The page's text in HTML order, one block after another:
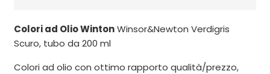
Colori ad Olio WintonWinsor&Newton Verdigris
Scuro, tubo da 200 ml
Colori ad olio con ottimo rapporto qualità/prezzo,